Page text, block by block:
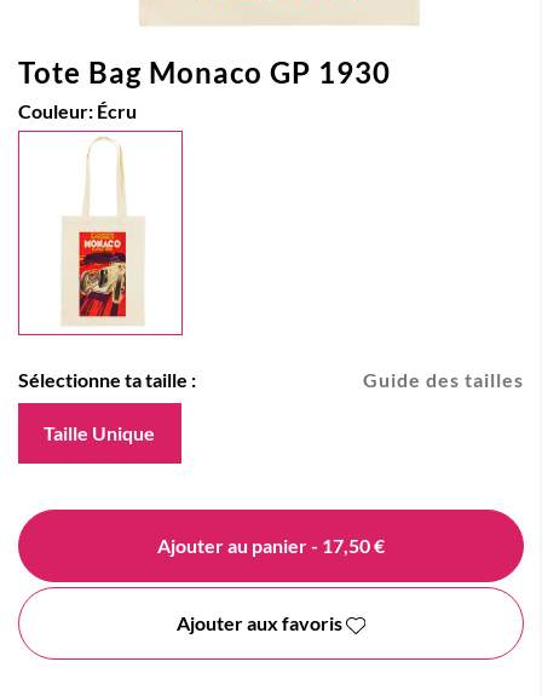
Tote Bag Monaco GP 1930
Couleur: Écru
Guide des tailles
Sélectionne ta taille :
Taille Unique
Ajouter au panier- 17,50 €
Ajouter aux favoris